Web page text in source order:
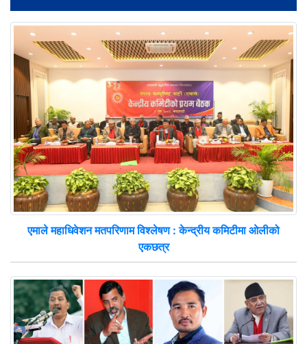
एमाले महाधिवेशन मतपरिणाम विश्लेषण : केन्द्रीय कमिटीमा ओलीको
एकछत्र